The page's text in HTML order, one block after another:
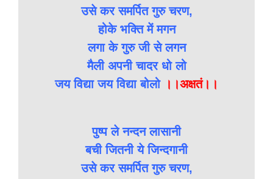
उसे कर समर्पित गुरु चरण,
होके भक्ति में मगन
लगा के गुरु जी से लगन
मैली अपनी चादर धो लो
जय विद्या जय विद्या बोलो ।।अक्षतं।।
पुष्प ले नन्दन लासानी
बची जितनी ये जिन्दगानी
उसे कर समर्पित गुरु चरण,